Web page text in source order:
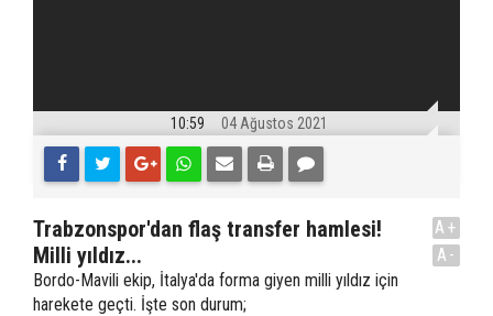
10:59 04 Ağustos 2021
Trabzonspor'dan flaş transfer hamlesi!
Milli yıldız...
Bordo-Mavili ekip, İtalya'da forma giyen milli yıldız için
harekete geçti. İşte son durum;
A+
A-